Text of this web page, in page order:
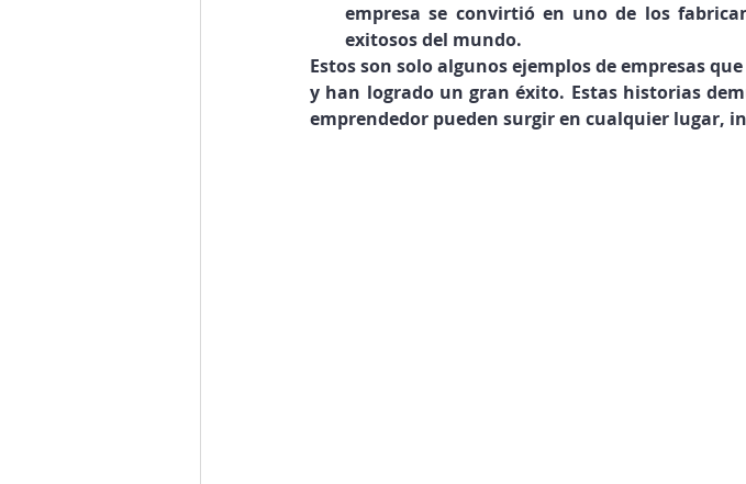
empresa se convirtió en uno de los
exitosos del mundo.
Estos son solo algunos ejemplos de empresas
y han logrado un gran éxito. Estas historias
emprendedor pueden surgir en cualquier lugar,